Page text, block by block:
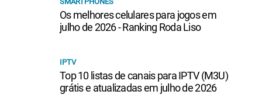
Os melhores celulares para jogos em
julho de 2026 - Ranking Roda Liso
IPTV
Top 10 listas de canais para IPTV (M3U)
grátis e atualizadas em julho de 2026